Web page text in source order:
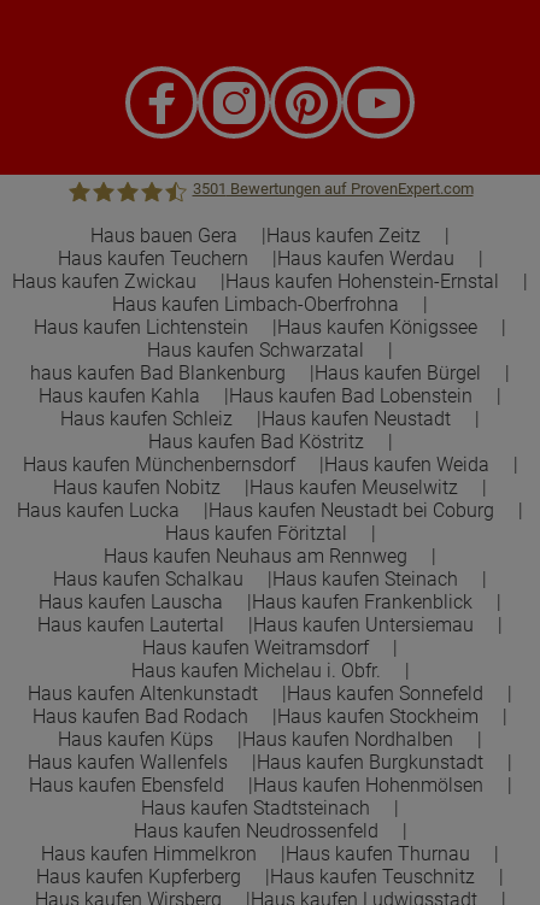
Town &Country Haus Lizenzgeber GmbH
3501 Bewertungen auf ProvenExpert.com
Haus bauen Gera
Haus kaufen Zeitz
Haus kaufen Teuchern
Haus kaufen Werdau
Haus kaufen Zwickau
Haus kaufen Hohenstein-Ernstal
Haus kaufen Limbach-Oberfrohna
Haus kaufen Lichtenstein
Haus kaufen Königssee
Haus kaufen Schwarzatal
haus kaufen Bad Blankenburg
Haus kaufen Bürgel
Haus kaufen Kahla
Haus kaufen Bad Lobenstein
Haus kaufen Schleiz
Haus kaufen Neustadt
Haus kaufen Bad Köstritz
Haus kaufen Münchenbernsdorf
Haus kaufen Weida
Haus kaufen Nobitz
Haus kaufen Meuselwitz
Haus kaufen Lucka
Haus kaufen Neustadt bei Coburg
Haus kaufen Föritztal
Haus kaufen Neuhaus am Rennweg
Haus kaufen Schalkau
Haus kaufen Steinach
Haus kaufen Lauscha
Haus kaufen Frankenblick
Haus kaufen Lautertal
Haus kaufen Untersiemau
Haus kaufen Weitramsdorf
Haus kaufen Michelau i. Obfr.
Haus kaufen Altenkunstadt
Haus kaufen Sonnefeld
Haus kaufen Bad Rodach
Haus kaufen Stockheim
Haus kaufen Küps
Haus kaufen Nordhalben
Haus kaufen Wallenfels
Haus kaufen Burgkunstadt
Haus kaufen Ebensfeld
Haus kaufen Hohenmölsen
Haus kaufen Stadtsteinach
Haus kaufen Neudrossenfeld
Haus kaufen Himmelkron
Haus kaufen Thurnau
Haus kaufen Kupferberg
Haus kaufen Teuschnitz
Haus kaufen Wirsberg
Haus kaufen Ludwigsstadt